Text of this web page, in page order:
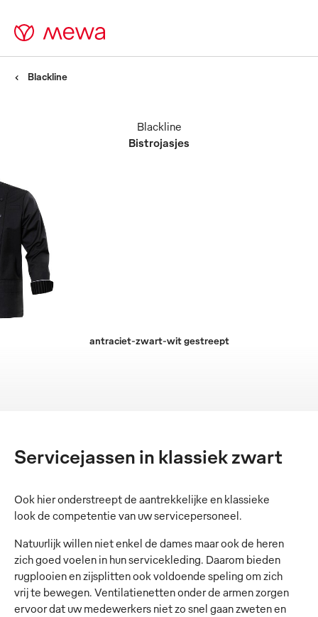
Blackline
Bistrojasjes
Blackline
antraciet-zwart-wit gestreept
Servicejassen in klassiek zwart
Ook hier onderstreept de aantrekkelijke en klassieke
look de competentie van uw servicepersoneel.
Natuurlijk willen niet enkel de dames maar ook de heren
zich goed voelen in hun servicekleding. Daarom bieden
rugplooien en zijsplitten ook voldoende speling om zich
vrij te bewegen. Ventilatienetten onder de armen zorgen
ervoor dat uw medewerkers niet zo snel gaan zweten en